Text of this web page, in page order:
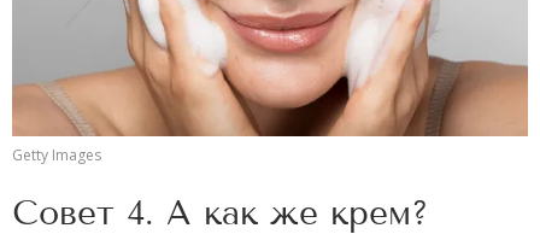
Getty Images
Совет 4. А как же крем?